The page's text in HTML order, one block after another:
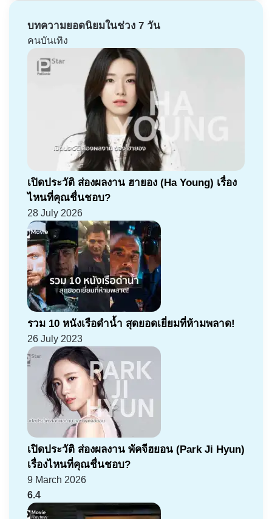
บทความยอดนิยมในช่วง 7 วัน
คนบันเทิง
เปิดประวัติ ส่องผลงาน ฮายอง (Ha Young) เรื่อง
ไหนที่คุณชื่นชอบ?
28 July 2026
รวม 10 หนังเรือดำน้ำ สุดยอดเยี่ยมที่ห้ามพลาด!
26 July 2023
เปิดประวัติ ส่องผลงาน พัคจีฮยอน (Park Ji Hyun)
เรื่องไหนที่คุณชื่นชอบ?
9 March 2026
6.4